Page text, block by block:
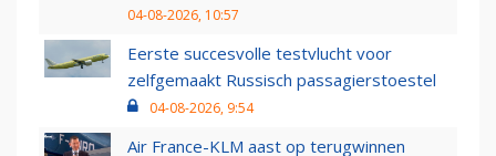
04-08-2026, 10:57
Eerste succesvolle testvlucht voor
zelfgemaakt Russisch passagierstoestel
04-08-2026, 9:54
Air France-KLM aast op terugwinnen